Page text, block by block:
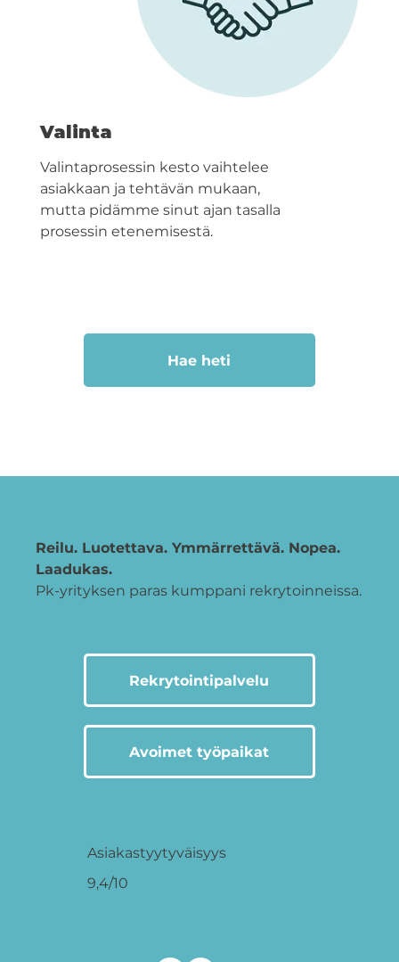
Valinta
Valintaprosessin kesto vaihtelee
asiakkaan ja tehtävän mukaan,
mutta pidämme sinut ajan tasalla
prosessin etenemisestä.
Hae heti
Reilu. Luotettava. Ymmärrettävä. Nopea.
Laadukas.
Pk-yrityksen paras kumppani rekrytoinneissa.
Rekrytointipalvelu
Avoimet työpaikat
Asiakastyytyväisyys
9,4/10